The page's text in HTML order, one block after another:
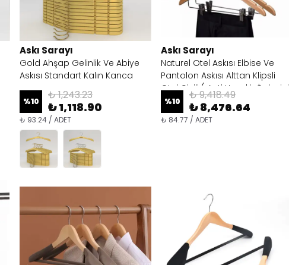
Askı Sarayı
Gold Ahşap Gelinlik Ve Abiye
Askısı Standart Kalın Kanca
%10 ₺ 1,243.23
₺ 1,118.90
₺ 93.24 / ADET
Askı Sarayı
Naturel Otel Askısı Elbise Ve
Pantolon Askısı Alttan Klipsli
Otel Çivili ( Anti Hırsızlık Önleyici
)+ Otel Halkası Dahil
%10 ₺ 9,418.49
₺ 8,476.64
₺ 84.77 / ADET